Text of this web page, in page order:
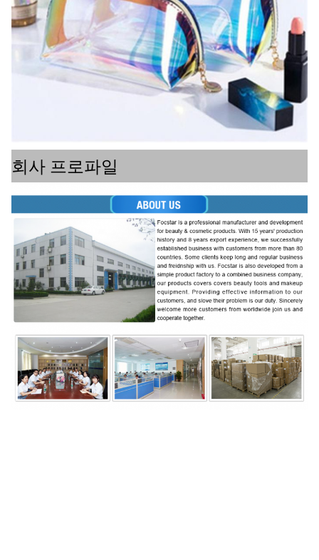
회사 프로파일